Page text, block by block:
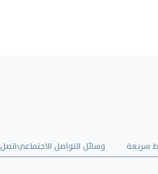
سريعة وسائل التواصل الاجتماعياتصل